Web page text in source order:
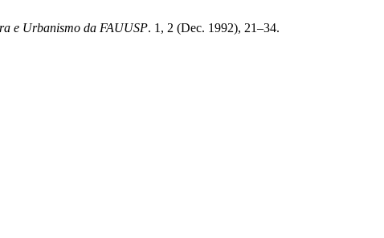
e Urbanismo da FAUUSP. 1, 2 (Dec. 1992), 21–34.